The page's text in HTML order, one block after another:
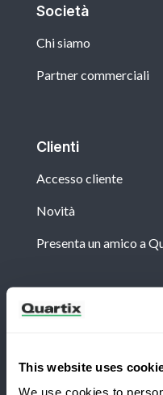
This website uses
We use cookies to
Società
Chi siamo
Partner commerciali
Clienti
Accesso cliente
Novità
Presenta un amico a
Newsletter
di Quartix